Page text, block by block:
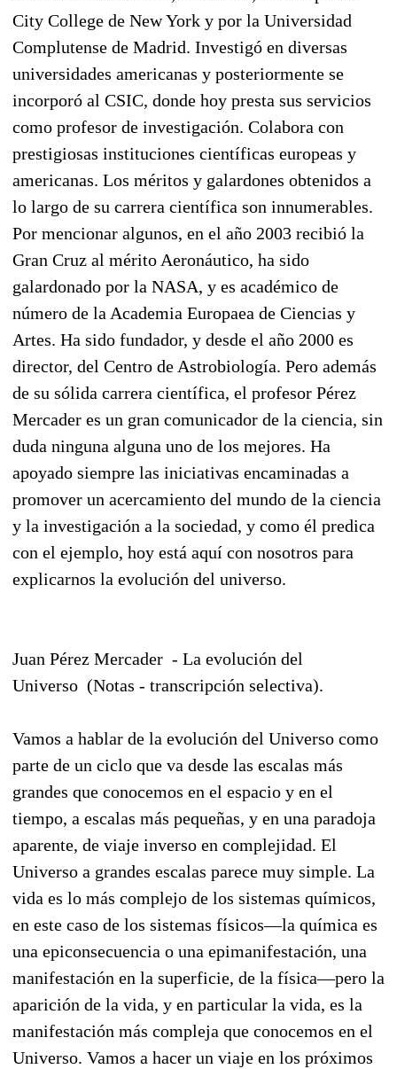
City College de New York y por la Universidad
Complutense de Madrid. Investigó en diversas
universidades americanas y posteriormente se
incorporó al CSIC, donde hoy presta sus servicios
como profesor de investigación. Colabora con
prestigiosas instituciones científicas europeas y
americanas. Los méritos y galardones obtenidos a
lo largo de su carrera científica son innumerables.
Por mencionar algunos, en el año 2003 recibió la
Gran Cruz al mérito Aeronáutico, ha sido
galardonado por la NASA, y es académico de
número de la Academia Europaea de Ciencias y
Artes. Ha sido fundador, y desde el año 2000 es
director, del Centro de Astrobiología. Pero además
de su sólida carrera científica, el profesor Pérez
Mercader es un gran comunicador de la ciencia, sin
duda ninguna alguna uno de los mejores. Ha
apoyado siempre las iniciativas encaminadas a
promover un acercamiento del mundo de la ciencia
y la investigación a la sociedad, y como él predica
con el ejemplo, hoy está aquí con nosotros para
explicarnos la evolución del universo.
Juan Pérez Mercader - La evolución del
Universo (Notas - transcripción selectiva).
Vamos a hablar de la evolución del Universo como
parte de un ciclo que va desde las escalas más
grandes que conocemos en el espacio y en el
tiempo, a escalas más pequeñas, y en una paradoja
aparente, de viaje inverso en complejidad. El
Universo a grandes escalas parece muy simple. La
vida es lo más complejo de los sistemas químicos,
en este caso de los sistemas físicos—la química es
una epiconsecuencia o una epimanifestación, una
manifestación en la superficie, de la física—pero la
aparición de la vida, y en particular la vida, es la
manifestación más compleja que conocemos en el
Universo. Vamos a hacer un viaje en los próximos